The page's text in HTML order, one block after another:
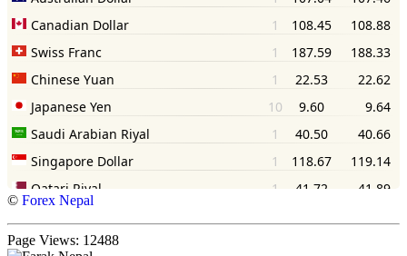
© Forex Nepal
Page Views: 12488